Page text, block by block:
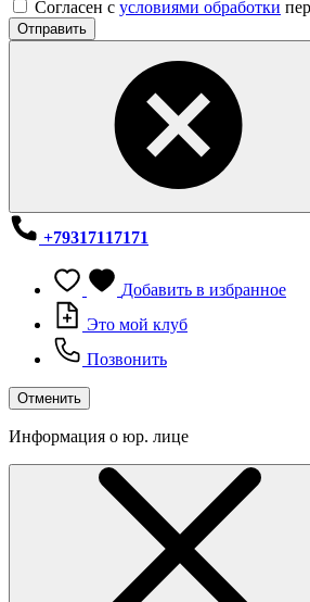
Согласен с условиями обработки
Отправить
+79317117171
Добавить в избранное
Это мой клуб
Позвонить
Отменить
Информация о юр. лице